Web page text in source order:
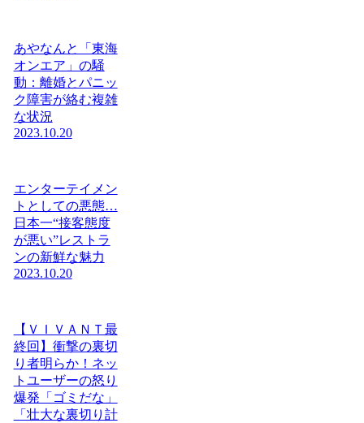
あやなんと「東海
オンエア」の騒
動：離婚とパニッ
ク障害が絡む複雑
な状況
2023.10.20
エンターテイメン
トとしての悪態…
日本一“接客態度
が悪い”レストラ
ンの新鮮な魅力
2023.10.20
【ＶＩＶＡＮＴ最
終回】衝撃の裏切
り者明らか！ネッ
トユーザーの怒り
爆発「ゴミだな」
「壮大な裏切り計